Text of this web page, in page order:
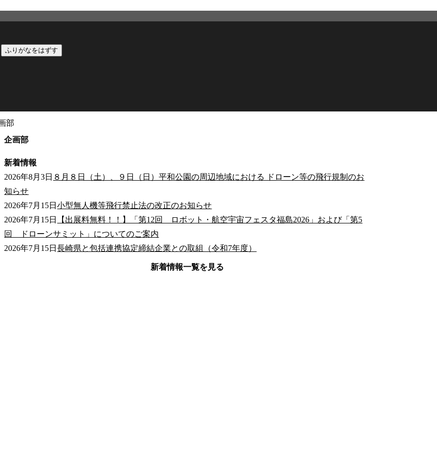
ふりがなをはずす
部
企画部
新着情報
2026年8月3日 ８月８日（土）、９日（日）平和公園の周辺地域における ドローン等の飛行規制のお
知らせ
2026年7月15日小型無人機等飛行禁止法の改正のお知らせ
2026年7月15日
【出展料無料！！】「第12回 ロボット・航空宇宙フェスタ福島2026」および「第5
回 ドローンサミット」についてのご案内
2026年7月15日長崎県と包括連携協定締結企業との取組（令和7年度）
新着情報一覧を見る